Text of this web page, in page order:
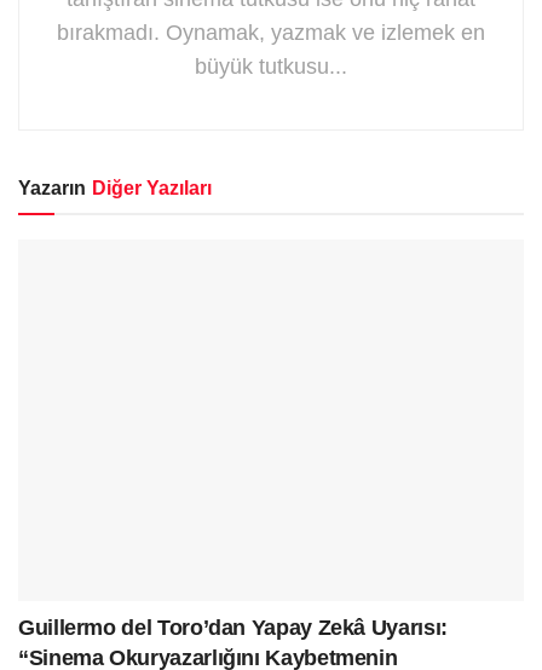
bırakmadı. Oynamak, yazmak ve izlemek en
büyük tutkusu...
Yazarın Diğer Yazıları
Guillermo del Toro’dan Yapay Zekâ Uyarısı:
“Sinema Okuryazarlığını Kaybetmenin